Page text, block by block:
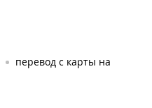
перевод с карты на